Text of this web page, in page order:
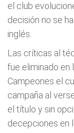
el club
decisión no se
inglés.
Las críticas al
fue eliminado en
Campeones el
campaña al
el título y sin
decepciones en